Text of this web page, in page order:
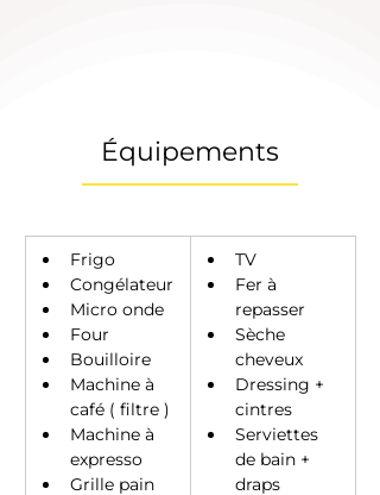
Équipements
Frigo
Congélateur
Micro onde
Four
Bouilloire
Machine à
café ( filtre )
Machine à
expresso
Grille pain
TV
Fer à
repasser
Sèche
cheveux
Dressing +
cintres
Serviettes
de bain +
draps